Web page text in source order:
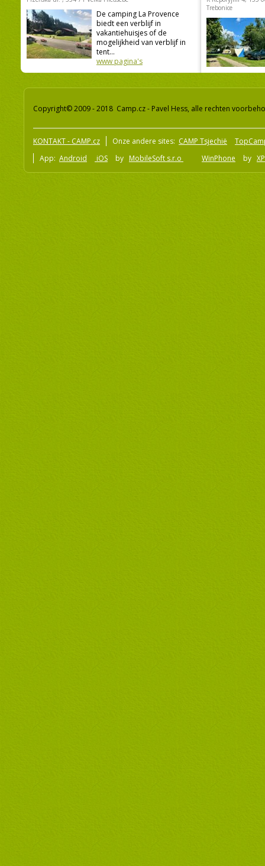
De camping La Provence
biedt een verblijf in
vakantiehuisjes of de
mogelijkheid van verblijf in
tent...
www pagina's
Trebonice
Copyright© 2009 - 2018 Camp.cz - Pavel Hess, alle rechten
KONTAKT - CAMP.cz Onze andere sites: CAMP Tsjechië
App: Android iOS by MobileSoft s.r.o WinPhone by